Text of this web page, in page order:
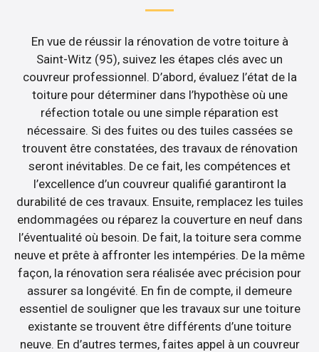
En vue de réussir la rénovation de votre toiture à
Saint-Witz (95), suivez les étapes clés avec un
couvreur professionnel. D’abord, évaluez l’état de la
toiture pour déterminer dans l’hypothèse où une
réfection totale ou une simple réparation est
nécessaire. Si des fuites ou des tuiles cassées se
trouvent être constatées, des travaux de rénovation
seront inévitables. De ce fait, les compétences et
l’excellence d’un couvreur qualifié garantiront la
durabilité de ces travaux. Ensuite, remplacez les tuiles
endommagées ou réparez la couverture en neuf dans
l’éventualité où besoin. De fait, la toiture sera comme
neuve et prête à affronter les intempéries. De la même
façon, la rénovation sera réalisée avec précision pour
assurer sa longévité. En fin de compte, il demeure
essentiel de souligner que les travaux sur une toiture
existante se trouvent être différents d’une toiture
neuve. En d’autres termes, faites appel à un couvreur